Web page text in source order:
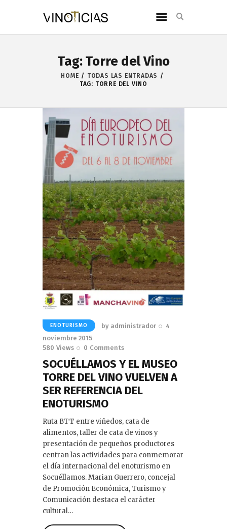
Tag: Torre del Vino
HOME
TODAS LAS ENTRADAS
TAG: TORRE DEL VINO
ENOTURISMO by administrador
4
noviembre 2015
580 Views 0 Comments
SOCUÉLLAMOS Y EL MUSEO
TORRE DEL VINO VUELVEN A
SER REFERENCIA DEL
ENOTURISMO
Ruta BTT entre viñedos, cata de
alimentos, taller de cata de vinos y
presentación de pequeños productores
centran las actividades para conmemorar
el día internacional del enoturismo en
Socuéllamos. Marian Guerrero, concejal
de Promoción Económica, Turismo y
Comunicación destaca el carácter
cultural…